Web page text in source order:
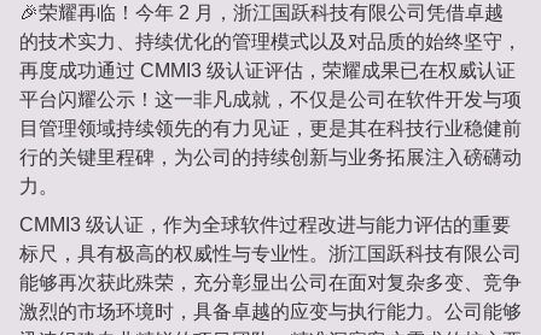
🎉荣耀再临！今年 2 月，浙江国跃科技有限公司凭借卓越
的技术实力、持续优化的管理模式以及对品质的始终坚守，
再度成功通过 CMMI3 级认证评估，荣耀成果已在权威认证
平台闪耀公示！这一非凡成就，不仅是公司在软件开发与项
目管理领域持续领先的有力见证，更是其在科技行业稳健前
行的关键里程碑，为公司的持续创新与业务拓展注入磅礴动
力。
CMMI3 级认证，作为全球软件过程改进与能力评估的重要
标尺，具有极高的权威性与专业性。浙江国跃科技有限公司
能够再次获此殊荣，充分彰显出公司在面对复杂多变、竞争
激烈的市场环境时，具备卓越的应变与执行能力。公司能够